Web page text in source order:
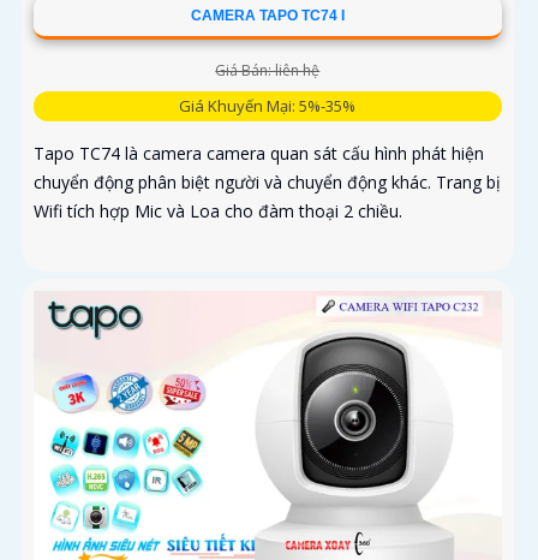
CAMERA TAPO TC74 I
Giá Bán: liên hệ
Giá Khuyến Mại: 5%-35%
Tapo TC74 là camera camera quan sát cấu hình phát hiện
chuyển động phân biệt người và chuyển động khác. Trang bị
Wifi tích hợp Mic và Loa cho đàm thoại 2 chiều.